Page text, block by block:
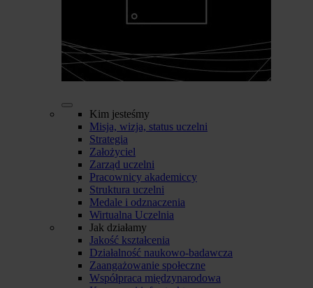
Kim jesteśmy
Misja, wizja, status uczelni
Strategia
Założyciel
Zarząd uczelni
Pracownicy akademiccy
Struktura uczelni
Medale i odznaczenia
Wirtualna Uczelnia
Jak działamy
Jakość kształcenia
Działalność naukowo-badawcza
Zaangażowanie społeczne
Współpraca międzynarodowa